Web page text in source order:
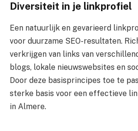
Diversiteit in je linkprofiel
Een natuurlijk en gevarieerd
voor duurzame SEO-resultaten.
verkrijgen van links van
blogs, lokale nieuwswebsites en
Door deze basisprincipes toe te
sterke basis voor een effectieve
in Almere.